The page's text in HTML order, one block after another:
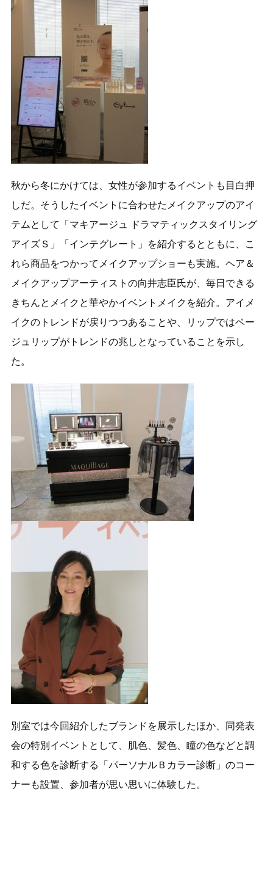
秋から冬にかけては、女性が参加するイベントも目白押
しだ。そうしたイベントに合わせたメイクアップのアイ
テムとして「マキアージュ ドラマティックスタイリング
アイズＳ」「インテグレート」を紹介するとともに、こ
れら商品をつかってメイクアップショーも実施。ヘア＆
メイクアップアーティストの向井志臣氏が、毎日できる
きちんとメイクと華やかイベントメイクを紹介。アイメ
イクのトレンドが戻りつつあることや、リップではベー
ジュリップがトレンドの兆しとなっていることを示し
た。
別室では今回紹介したブランドを展示したほか、同発表
会の特別イベントとして、肌色、髪色、瞳の色などと調
和する色を診断する「パーソナルＢカラー診断」のコー
ナーも設置、参加者が思い思いに体験した。